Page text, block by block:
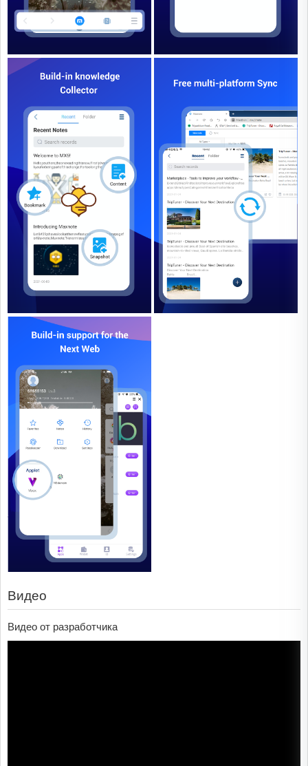
Видео
Видео от разработчика